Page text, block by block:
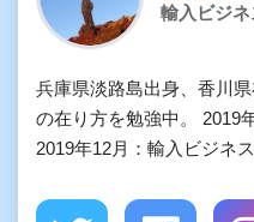
輸入ビジ
兵庫県淡路島出身、香川
の在り方を勉強中。 2019
2019年12月：輸入ビジネ